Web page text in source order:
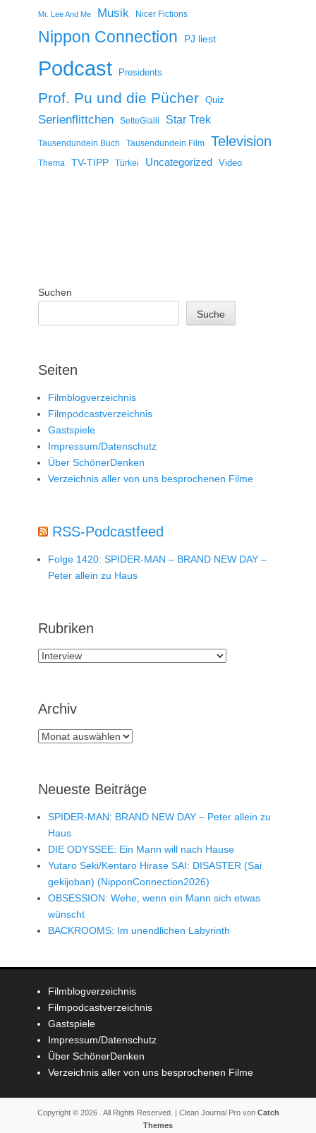
Mr. Lee And Me Musik Nicer Fictions
Nippon Connection PJ liest
Podcast Presidents
Prof. Pu und die Pücher Quiz
Serienflittchen SetteGialli Star Trek
Tausendundein Buch Tausendundein Film Television
Thema TV-TIPP Türkei Uncategorized Video
Suchen
Suche
Seiten
Filmblogverzeichnis
Filmpodcastverzeichnis
Gastspiele
Impressum/Datenschutz
Über SchönerDenken
Verzeichnis aller von uns besprochenen Filme
RSS-Podcastfeed
Folge 1420: SPIDER-MAN – BRAND NEW DAY –
Peter allein zu Haus
Rubriken
Rubriken
Archiv
Archiv
Neueste Beiträge
SPIDER-MAN: BRAND NEW DAY – Peter allein zu
Haus
DIE ODYSSEE: Ein Mann will nach Hause
Yutaro Seki/Kentaro Hirase SAI: DISASTER (Sai
gekijoban) (NipponConnection2026)
OBSESSION: Wehe, wenn ein Mann sich etwas
wünscht
BACKROOMS: Im unendlichen Labyrinth
Filmblogverzeichnis
Filmpodcastverzeichnis
Gastspiele
Impressum/Datenschutz
Über SchönerDenken
Verzeichnis aller von uns besprochenen Filme
Copyright © 2026 . All Rights Reserved. | Clean Journal Pro von Catch
Themes